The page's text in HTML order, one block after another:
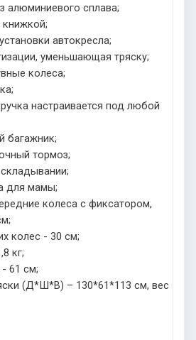
алюминиевого сплава;
автокресла;
уменьшающая тряску;
колеса;
настраивается под любой
багажник;
тормоз;
для мамы;
колеса с фиксатором,
колес - 30 см;
кг;
61 см;
(Д*Ш*В) – 130*61*113 см, вес